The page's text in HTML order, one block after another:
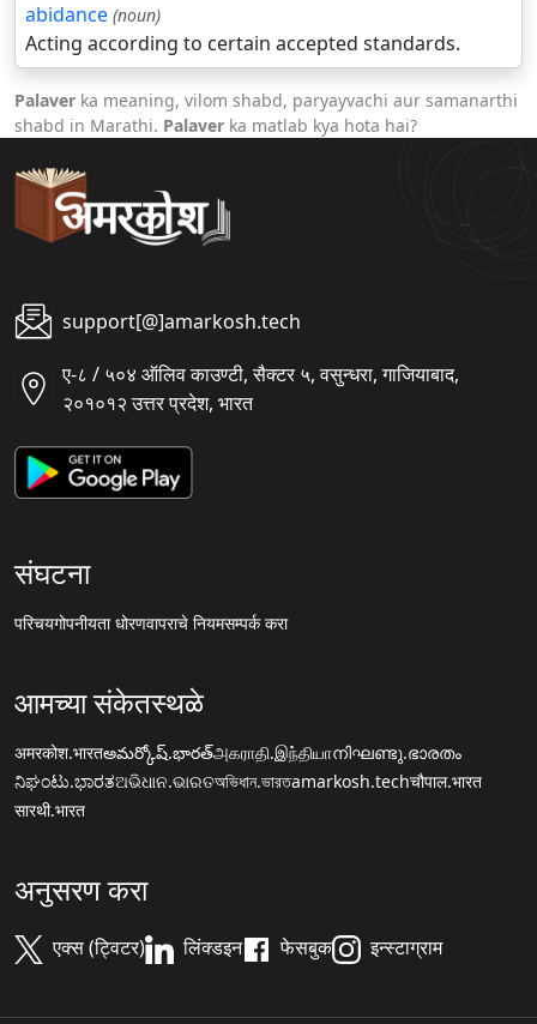
abidance (noun)
Acting according to certain accepted standards.
Palaver ka meaning, vilom shabd, paryayvachi aur samanarthi
shabd in Marathi. Palaver ka matlab kya hota hai?
support[@]amarkosh.tech
ए-८ / ५०४ ऑलिव काउण्टी, सैक्टर ५, वसुन्धरा, गाजियाबाद,
२०१०१२ उत्तर प्रदेश, भारत
संघटना
परिचयगोपनीयता धोरणवापराचे नियमसम्पर्क करा
आमच्या संकेतस्थळे
अमरकोश.भारतఅమర్కోష్.భారత్அகராதி.இந்தியாനിഘണ്ടു.ഭാരതം
ನಿಘಂಟು.ಭಾರತଅଭିଧାନ.ଭାରତঅভিধান.ভারতamarkosh.techचौपाल.भारत
सारथी.भारत
अनुसरण करा
एक्स (ट्विटर) लिंक्डइन फेसबुक इन्स्टाग्राम